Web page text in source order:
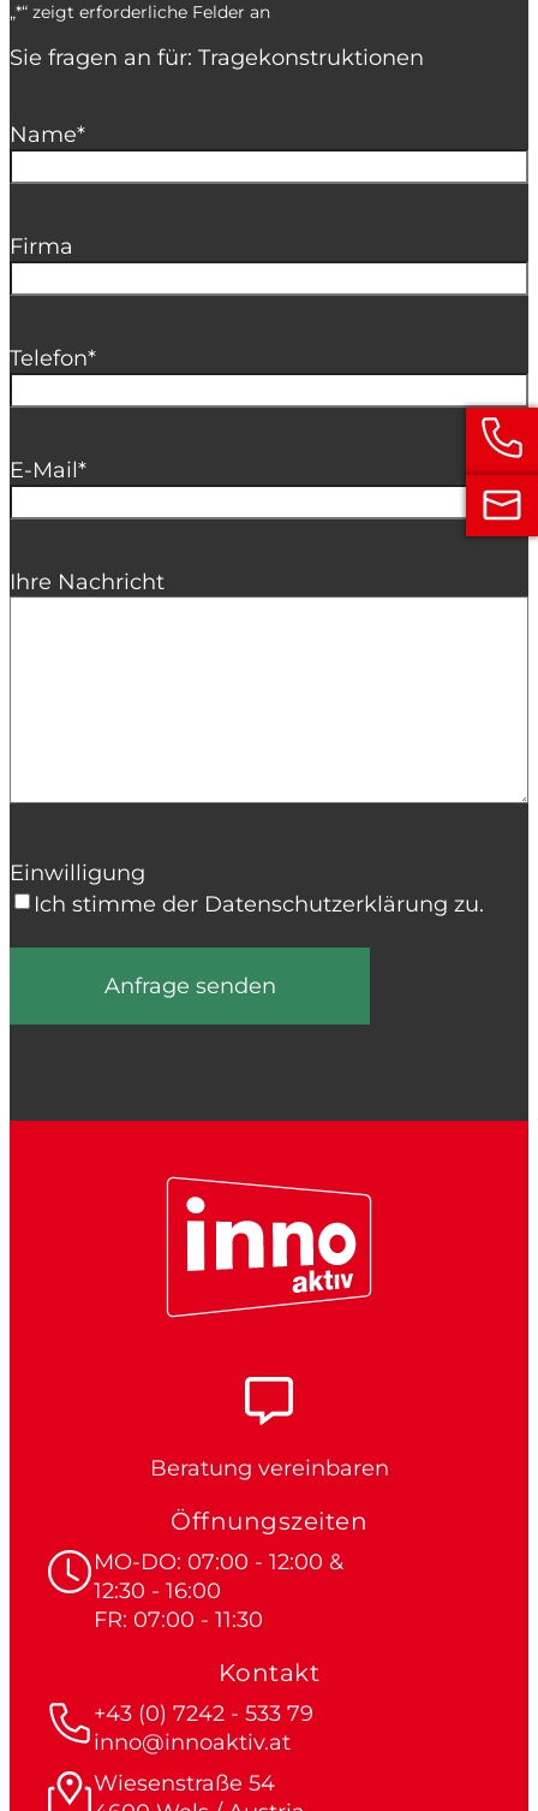
„*“ zeigt erforderliche Felder an
Sie fragen an für: Tragekonstruktionen
Name*
Firma
Telefon*
E-Mail*
Ihre Nachricht
Einwilligung
Ich stimme der Datenschutzerklärung zu.
Beratung vereinbaren
Öffnungszeiten
MO-DO: 07:00 - 12:00 &
12:30 - 16:00
FR: 07:00 - 11:30
Kontakt
+43 (0) 7242 - 533 79
inno@innoaktiv.at
Wiesenstraße 54